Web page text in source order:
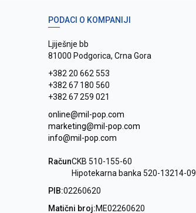
PODACI O KOMPANIJI
Ljiješnje bb
81000 Podgorica, Crna Gora
+382 20 662 553
+382 67 180 560
+382 67 259 021
online@mil-pop.com
marketing@mil-pop.com
info@mil-pop.com
RačunCKB 510-155-60
Hipotekarna banka 520-13214-09
PIB:02260620
Matični broj:ME02260620